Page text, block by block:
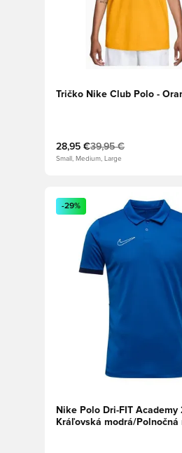
Tričko Nike Club Polo -
28,95 €39,95 €
Small, Medium, Large
Otvorí modál na
-29%
Nike Polo Dri-FIT Academy
Kráľovská modrá/Polnočná